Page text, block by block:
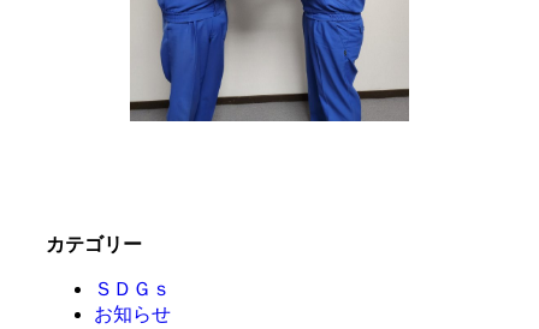
カテゴリー
ＳＤＧｓ
お知らせ